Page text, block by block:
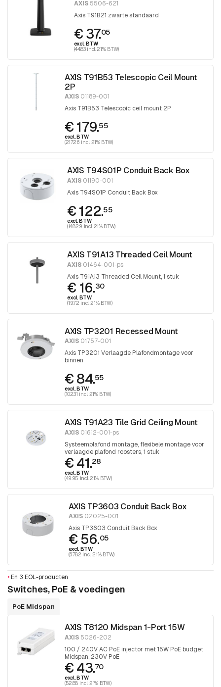
AXIS5506-621
Axis T91B21 zwarte standaard
€ 37.05
excl. BTW
(44.83 incl. 21% BTW)
AXIS T91B53 Telescopic Ceil Mount
2P
AXIS 01189-001
Axis T91B53 Telescopic ceil mount 2P
€ 179.55
excl. BTW
(217.26 incl. 21% BTW)
AXIS T94S01P Conduit Back Box
AXIS 01190-001
Axis T94S01P Conduit Back Box
€ 122.55
excl. BTW
(148.29 incl. 21% BTW)
AXIS T91A13 Threaded Ceil Mount
AXIS 01464-001-ps
Axis T91A13 Threaded Ceil Mount, 1 stuk
€ 16.30
excl. BTW
(19.72 incl. 21% BTW)
AXIS TP3201 Recessed Mount
AXIS 01757-001
Axis TP3201 Verlaagde Plafondmontage voor
binnen
€ 84.55
excl. BTW
(102.31 incl. 21% BTW)
AXIS T91A23 Tile Grid Ceiling Mount
AXIS 01612-001-ps
Systeemplafond montage, flexibele montage voor
verlaagde plafond roosters, 1 stuk
€ 41.28
excl. BTW
(49.95 incl. 21% BTW)
AXIS TP3603 Conduit Back Box
AXIS02025-001
Axis TP3603 Conduit Back Box
€ 56.05
excl. BTW
(67.82 incl. 21% BTW)
• En 3 EOL-producten
Switches, PoE & voedingen
PoE Midspan
AXIS T8120 Midspan 1-Port 15W
AXIS 5026-202
100 / 240V AC PoE injector met 15W PoE budget
Midspan, 230V PoE
€ 43.70
excl. BTW
(52.88 incl. 21% BTW)